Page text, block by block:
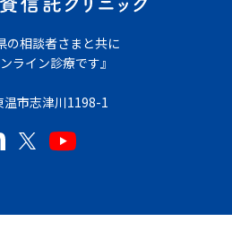
の相談者さまと共に
ライン診療です』
温市志津川1198-1